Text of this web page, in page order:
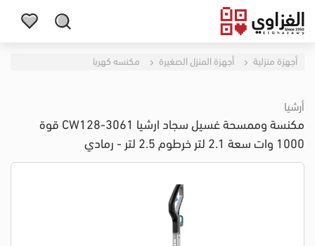
أجهزة منزلية أجهزة المنزل الصغيرة مكنسه كهربا
أرشيا
مكنسة وممسحة غسيل سجاد ارشيا CW128-3061 قوة
1000 وات سعة 2.1 لتر خرطوم 2.5 لتر - رمادي